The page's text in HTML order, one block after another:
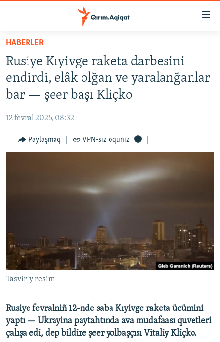
Esas
qaytmaq
Baş
navigatsiyağa
qaytmaq
Qıdıruvğa
SİYASET
MEDENİYET
İNSAN AQLARI
Українською
QOŞULIÑIZ!
RFE/RS bütün saytları
HABERLER
Rusiye Kıyivge raketa darbesini
endirdi, elâk olğan ve yaralanğanlar
bar — şeer başı Kliçko
12 fevral 2025, 08:32
Paylaşmaq VPN-siz oquñız
Tasviriy resim
Rusiye fevralniñ 12-nde saba Kıyivge raketa ücümini
yaptı — Ukrayina paytahtında ava mudafaası quvetleri
çalışa edi, dep bildire şeer yolbaşçısı Vitaliy Kliçko.